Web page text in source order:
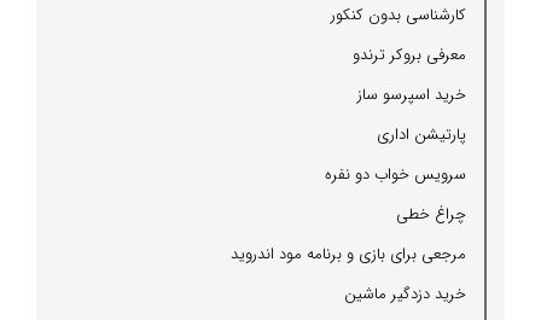
كارشناسی بدون كنكور
معرفی بروكر ترندو
خرید اسپرسو ساز
پارتیشن اداری
سرویس خواب دو نفره
چراغ خطی
مرجعی برای بازی و برنامه مود اندروید
خرید دزدگیر ماشین